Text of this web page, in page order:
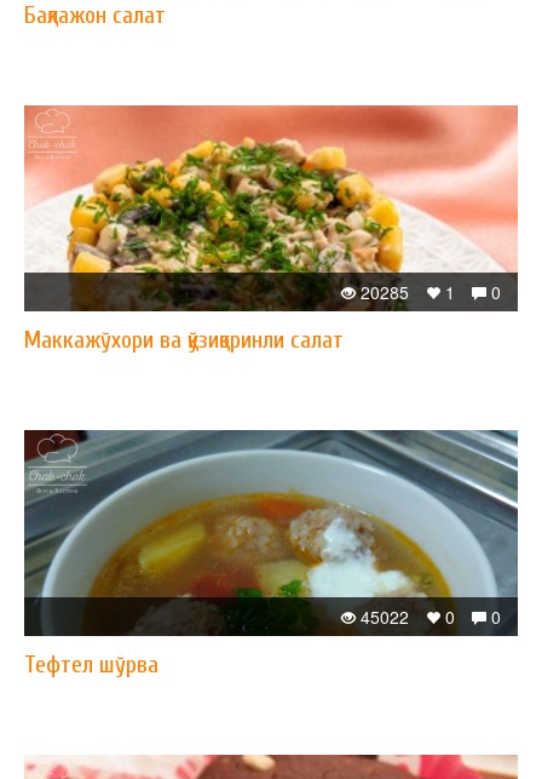
Бақлажон салат
0
1
20285
Маккажўхори ва қўзиқоринли салат
0
0
45022
Тефтел шўрва